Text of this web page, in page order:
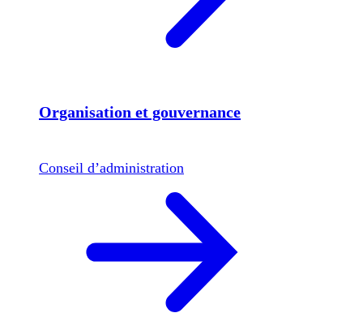
Organisation et gouvernance
Conseil d’administration